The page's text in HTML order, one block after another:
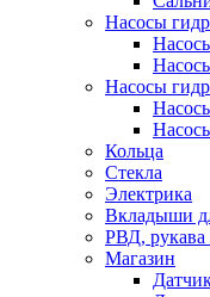
Насосы
Насосы
Кольца
Стекла
Электрика
Вкладыши
РВД, рукава
Магазин